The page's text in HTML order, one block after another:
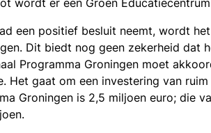
wordt er een Groen
een positief besluit neemt, wordt
Dit biedt nog geen zekerheid dat
Programma Groningen moet
Het gaat om een investering van
Groningen is 2,5 miljoen euro; die